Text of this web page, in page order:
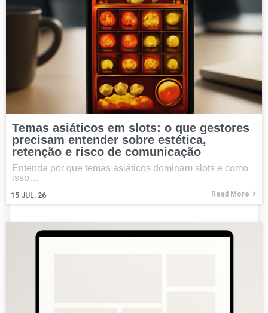
Temas asiáticos em slots: o que gestores
precisam entender sobre estética,
retenção e risco de comunicação
15 JUL, 26
Entenda por que temas asiáticos dominam slots e como
isso…
Read More